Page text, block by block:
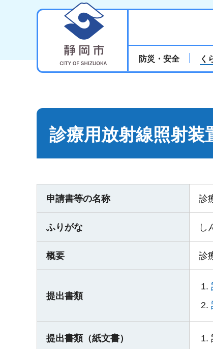
防災・安全 く
診療用放射線照射装
申請書等の名称 診
ふりがな し
概要 診
提出書類
提出書類（紙文書）